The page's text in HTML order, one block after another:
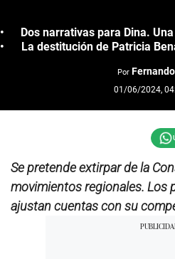
Dos narrativas para Dina.
La destitución de Patricia
Por
01/06/2024,
Se pretende extirpar de la
movimientos regionales. Los
ajustan cuentas con su